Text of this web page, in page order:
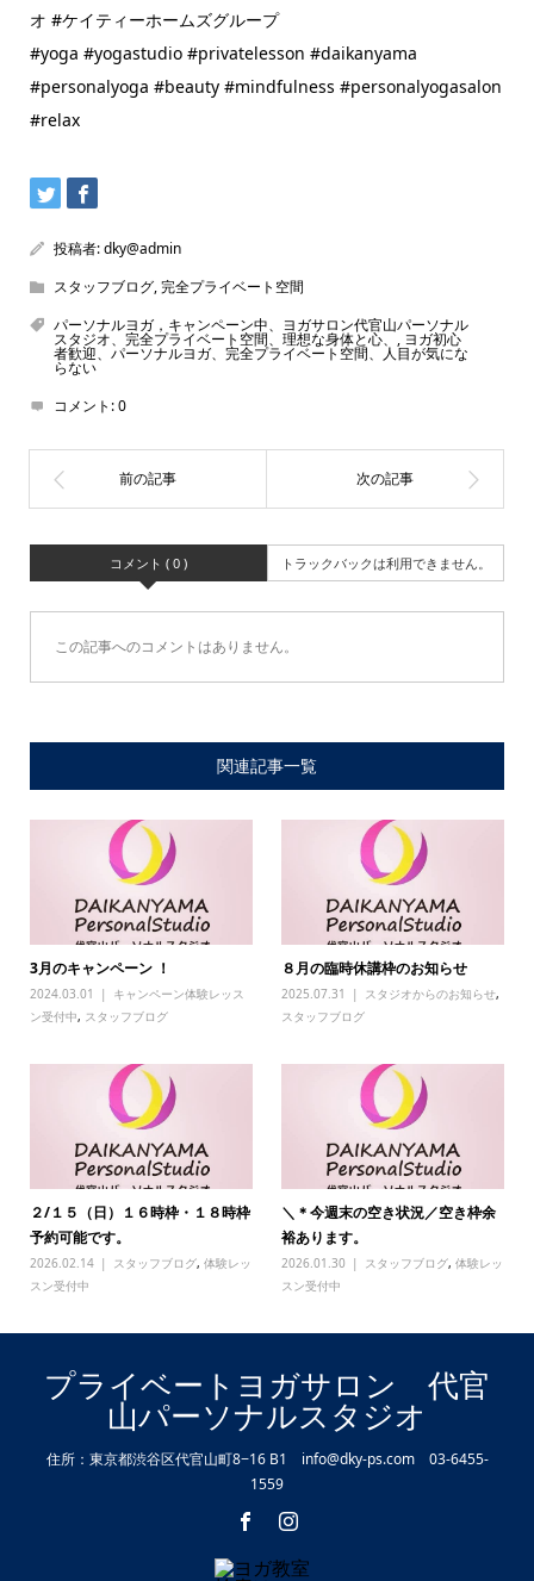
オ #ケイティーホームズグループ
#yoga #yogastudio #privatelesson #daikanyama
#personalyoga #beauty #mindfulness #personalyogasalon
#relax
投稿者:dky@admin
スタッフブログ,完全プライベート空間
パーソナルヨガ，キャンペーン中、ヨガサロン代官山パーソナル
スタジオ、完全プライベート空間、理想な身体と心、 , ヨガ初心
者歓迎、パーソナルヨガ、完全プライベート空間、人目が気にな
らない
コメント:0
コメント ( 0 ) トラックバックは利用できません。
この記事へのコメントはありません。
関連記事一覧
3月のキャンペーン ！
2024.03.01
キャンペーン体験レッス
ン受付中, スタッフブログ
８月の臨時休講枠のお知らせ
2025.07.31 スタジオからのお知らせ,
スタッフブログ
２/１５（日）１６時枠・１８時枠
予約可能です。
2026.02.14 スタッフブログ, 体験レッ
スン受付中
＼＊今週末の空き状況／空き枠余
裕あります。
2026.01.30 スタッフブログ,体験レッ
スン受付中
プライベートヨガサロン 代官
山パーソナルスタジオ
住所：東京都渋谷区代官山町8−16 B1 info@dky-ps.com 03-6455-
1559